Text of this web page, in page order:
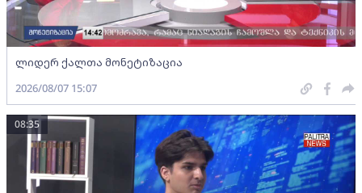
ლიდერ ქალთა მონეტიზაცია
2026/08/07 15:07
08:35